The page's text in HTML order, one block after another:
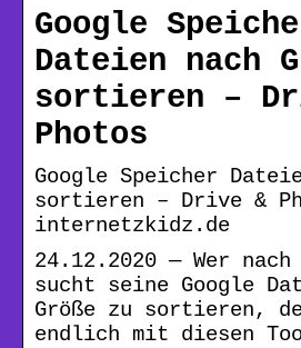
Google
Dateien nach
sortieren –
Photos
Google Speicher
sortieren – Drive &
internetzkidz.de
24.12.2020 — Wer
sucht seine Google
Größe zu sortieren,
endlich mit diesen